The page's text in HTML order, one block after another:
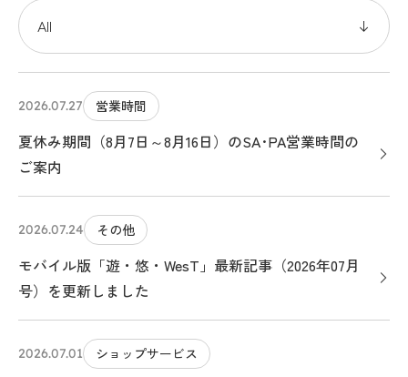
2026.07.27 営業時間
夏休み期間（8月7日～8月16日）のSA･PA営業時間の
ご案内
2026.07.24 その他
モバイル版「遊・悠・WesT」最新記事（2026年07月
号）を更新しました
2026.07.01 ショップサービス